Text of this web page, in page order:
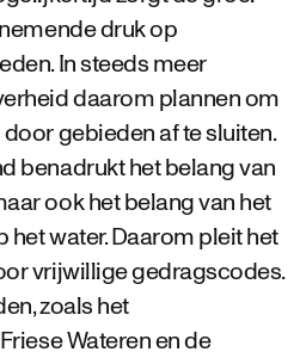
druk op
In steeds meer
daarom plannen om
gebieden af te sluiten.
benadrukt het belang van
ook het belang van het
het water. Daarom pleit het
vrijwillige gedragscodes.
zoals het
Wateren en de